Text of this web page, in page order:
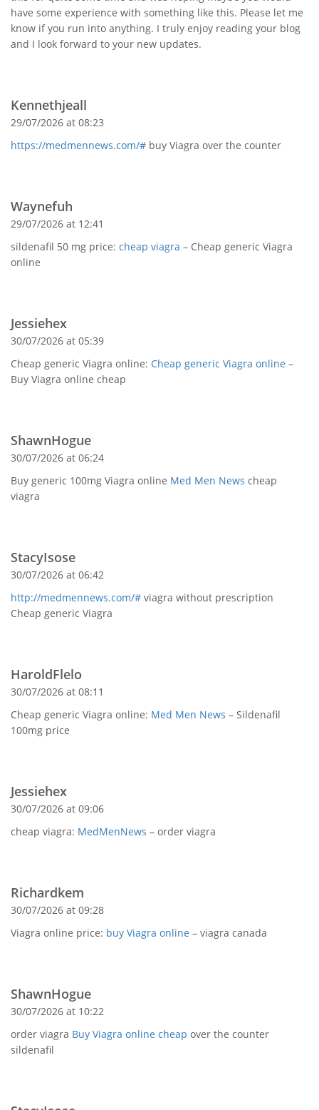
have some experience with something like this. Please let me
know if you run into anything. I truly enjoy reading your blog
and I look forward to your new updates.
Kennethjeall
29/07/2026 at 08:23
https://medmennews.com/# buy Viagra over the counter
Waynefuh
29/07/2026 at 12:41
sildenafil 50 mg price: cheap viagra – Cheap generic Viagra
online
Jessiehex
30/07/2026 at 05:39
Cheap generic Viagra online: Cheap generic Viagra online –
Buy Viagra online cheap
ShawnHogue
30/07/2026 at 06:24
Buy generic 100mg Viagra online Med Men News cheap
viagra
StacyIsose
30/07/2026 at 06:42
http://medmennews.com/# viagra without prescription
Cheap generic Viagra
HaroldFlelo
30/07/2026 at 08:11
Cheap generic Viagra online: Med Men News – Sildenafil
100mg price
Jessiehex
30/07/2026 at 09:06
cheap viagra: MedMenNews – order viagra
Richardkem
30/07/2026 at 09:28
Viagra online price: buy Viagra online – viagra canada
ShawnHogue
30/07/2026 at 10:22
order viagra Buy Viagra online cheap over the counter
sildenafil